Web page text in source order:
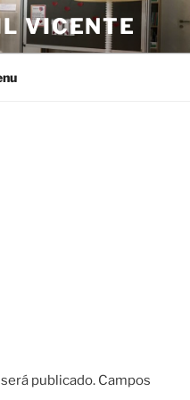
VICENTE
publicado. Campos